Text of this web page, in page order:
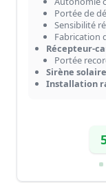
Portée de
Sensibilité
Fabrication
Récepteur-
Portée
Sirène solaire
Installation